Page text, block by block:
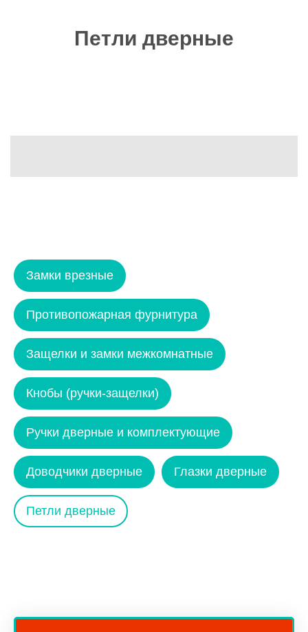
Петли дверные
Замки врезные
Противопожарная фурнитура
Защелки и замки межкомнатные
Кнобы (ручки-защелки)
Ручки дверные и комплектующие
Доводчики дверные Глазки дверные
Петли дверные